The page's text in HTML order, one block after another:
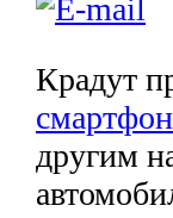
Крадут
другим